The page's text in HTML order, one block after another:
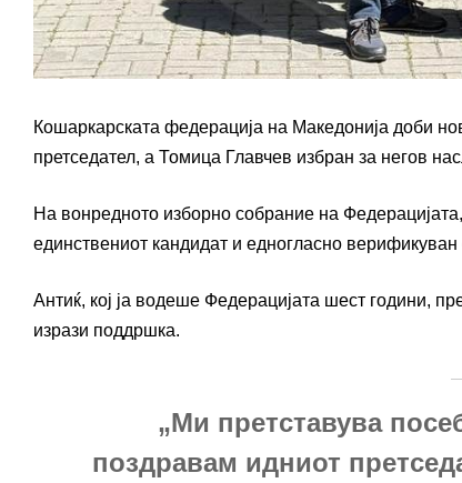
Кошаркарската федерација на Македонија доби
претседател, а Томица Главчев избран за негов
На вонредното изборно собрание на
единствениот кандидат и едногласно
Антиќ, кој ја водеше Федерацијата шест години,
изрази поддршка.
„Ми претставува
поздравам идниот